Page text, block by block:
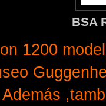
BSA
1200